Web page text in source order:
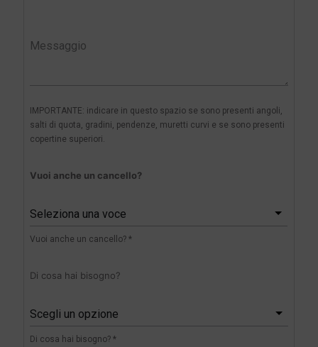
IMPORTANTE: indicare in questo spazio se sono presenti angoli,
salti di quota, gradini, pendenze, muretti curvi e se sono presenti
copertine superiori.
Vuoi anche un cancello?
Seleziona una voce
Vuoi anche un cancello? *
Di cosa hai bisogno?
Scegli un opzione
Di cosa hai bisogno? *